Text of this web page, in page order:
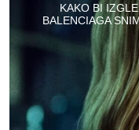
KAKO BI
BALENCIAGA